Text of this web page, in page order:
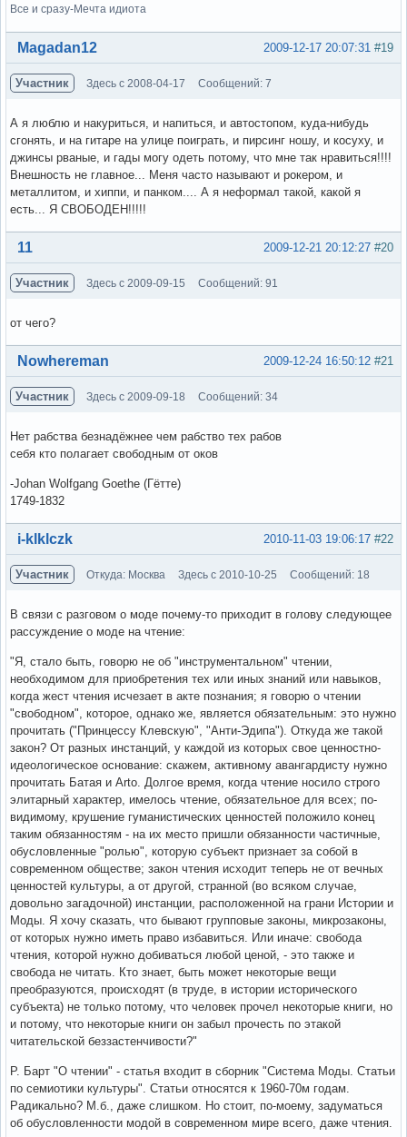
Все и сразу-Мечта идиота
Вне форума #19
2009-12-17 20:07:31
Magadan12
Участник Здесь с 2008-04-17 Сообщений: 7
А я люблю и накуриться, и напиться, и автостопом, куда-нибудь
сгонять, и на гитаре на улице поиграть, и пирсинг ношу, и косуху, и
джинсы рваные, и гады могу одеть потому, что мне так нравиться!!!!
Внешность не главное... Меня часто называют и рокером, и
металлитом, и хиппи, и панком.... А я неформал такой, какой я
есть... Я СВОБОДЕН!!!!!
Вне форума #20
2009-12-21 20:12:27
11
Участник Здесь с 2009-09-15 Сообщений: 91
от чего?
Вне форума #21
2009-12-24 16:50:12
Nowhereman
Участник Здесь с 2009-09-18 Сообщений: 34
Нет рабства безнадёжнее чем рабство тех рабов
себя кто полагает свободным от оков
-Johan Wolfgang Goethe (Гётте)
1749-1832
Вне форума #22
2010-11-03 19:06:17
i-klklczk
Участник Откуда: Москва Здесь с 2010-10-25 Сообщений: 18
В связи с разговом о моде почему-то приходит в голову следующее
рассуждение о моде на чтение:
"Я, стало быть, говорю не об "инструментальном" чтении,
необходимом для приобретения тех или иных знаний или навыков,
когда жест чтения исчезает в акте познания; я говорю о чтении
"свободном", которое, однако же, является обязательным: это нужно
прочитать ("Принцессу Клевскую", "Анти-Эдипа"). Откуда же такой
закон? От разных инстанций, у каждой из которых свое ценностно-
идеологическое основание: скажем, активному авангардисту нужно
прочитать Батая и Arto. Долгое время, когда чтение носило строго
элитарный характер, имелось чтение, обязательное для всех; по-
видимому, крушение гуманистических ценностей положило конец
таким обязанностям - на их место пришли обязанности частичные,
обусловленные "ролью", которую субъект признает за собой в
современном обществе; закон чтения исходит теперь не от вечных
ценностей культуры, а от другой, странной (во всяком случае,
довольно загадочной) инстанции, расположенной на грани Истории и
Моды. Я хочу сказать, что бывают групповые законы, микрозаконы,
от которых нужно иметь право избавиться. Или иначе: свобода
чтения, которой нужно добиваться любой ценой, - это также и
свобода не читать. Кто знает, быть может некоторые вещи
преобразуются, происходят (в труде, в истории исторического
субъекта) не только потому, что человек прочел некоторые книги, но
и потому, что некоторые книги он забыл прочесть по этакой
читательской беззастенчивости?"
Р. Барт "О чтении" - статья входит в сборник "Система Моды. Статьи
по семиотики культуры". Статьи относятся к 1960-70м годам.
Радикально? М.б., даже слишком. Но стоит, по-моему, задуматься
об обусловленности модой в современном мире всего, даже чтения.